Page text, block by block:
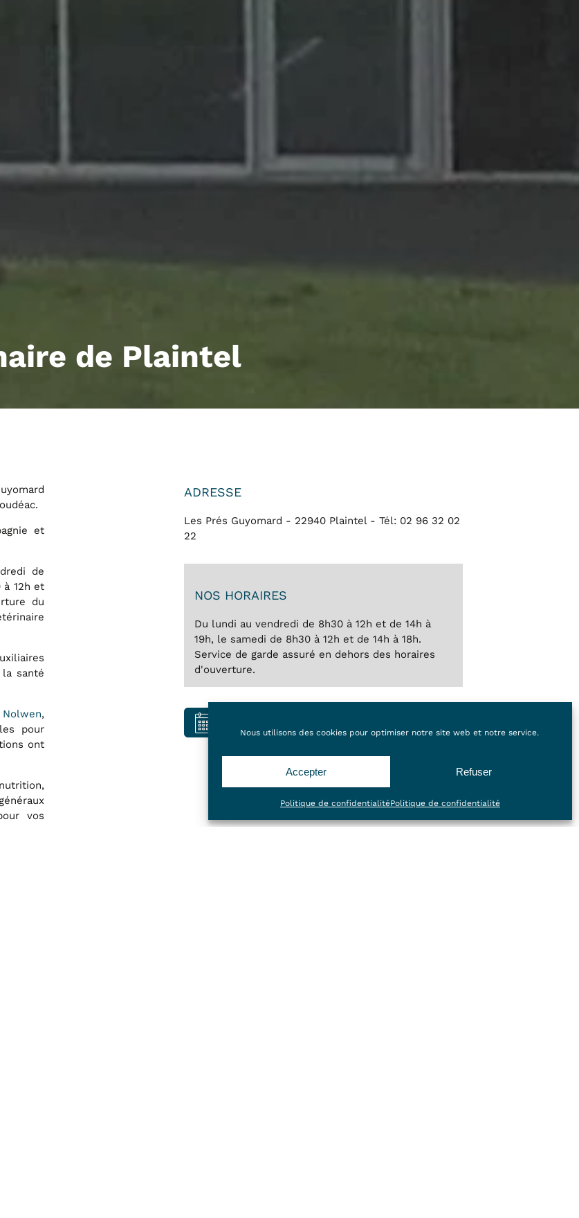
Nous utilisons des cookies pour optimiser notre site web et notre service.
Accepter Refuser
Politique de confidentialitéPolitique de confidentialité
de Plaintel
et
de
à 12h et
du
santé
Nolwen,
pour
ont
vos
ADRESSE
Les Prés Guyomard - 22940 Plaintel - Tél: 02 96 32 02
22
NOS HORAIRES
Du lundi au vendredi de 8h30 à 12h et de 14h à
19h, le samedi de 8h30 à 12h et de 14h à 18h.
Service de garde assuré en dehors des horaires
d'ouverture.